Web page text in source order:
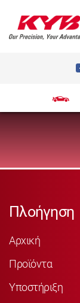
Πλοήγηση
Αρχική
Προϊόντα
Υποστήριξη